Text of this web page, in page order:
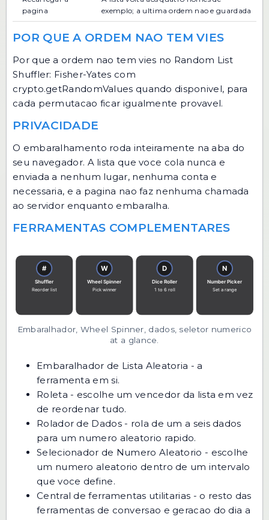
pagina
exemplo; a ultima ordem nao e guardada
POR QUE A ORDEM NAO TEM VIES
Por que a ordem nao tem vies no Random List
Shuffler: Fisher-Yates com
crypto.getRandomValues quando disponivel, para
cada permutacao ficar igualmente provavel.
PRIVACIDADE
O embaralhamento roda inteiramente na aba do
seu navegador. A lista que voce cola nunca e
enviada a nenhum lugar, nenhuma conta e
necessaria, e a pagina nao faz nenhuma chamada
ao servidor enquanto embaralha.
FERRAMENTAS COMPLEMENTARES
Embaralhador, Wheel Spinner, dados, seletor numerico
at a glance.
Embaralhador de Lista Aleatoria - a
ferramenta em si.
Roleta - escolhe um vencedor da lista em vez
de reordenar tudo.
Rolador de Dados- rola de um a seis dados
para um numero aleatorio rapido.
Selecionador de Numero Aleatorio - escolhe
um numero aleatorio dentro de um intervalo
que voce define.
Central de ferramentas utilitarias - o resto das
ferramentas de conversao e geracao do dia a